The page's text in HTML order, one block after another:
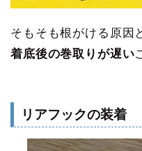
そもそも根がける原因
着底後の巻取りが遅い
リアフックの装着